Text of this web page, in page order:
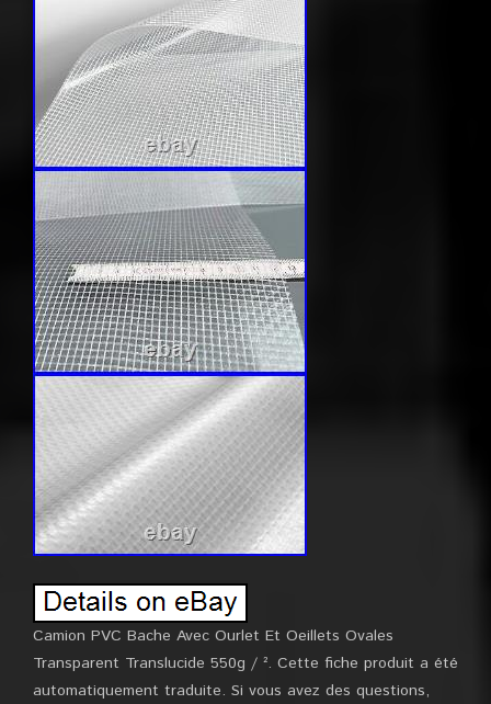
Camion PVC Bache Avec Ourlet Et Oeillets Ovales
Transparent Translucide 550g / ². Cette fiche produit a été
automatiquement traduite. Si vous avez des questions,